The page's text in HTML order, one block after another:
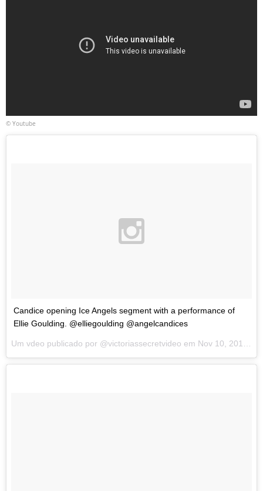
© Youtube
Candice opening Ice Angels segment with a performance of
Ellie Goulding. @elliegoulding @angelcandices
Um vdeo publicado por @victoriassecretvideo em Nov 10, 2015 s 5:31 PST